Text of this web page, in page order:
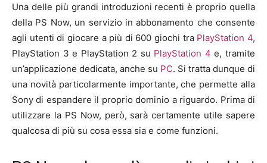
Una delle più grandi introduzioni recenti è proprio quella
della PS Now, un servizio in abbonamento che consente
agli utenti di giocare a più di 600 giochi tra PlayStation 4,
PlayStation 3 e PlayStation 2 su PlayStation 4 e, tramite
un’applicazione dedicata, anche su PC. Si tratta dunque di
una novità particolarmente importante, che permette alla
Sony di espandere il proprio dominio a riguardo. Prima di
utilizzare la PS Now, però, sarà certamente utile sapere
qualcosa di più su cosa essa sia e come funzioni.